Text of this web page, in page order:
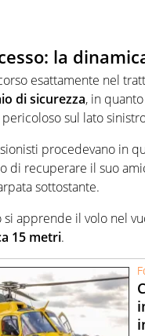
la
esattamente nel
di sicurezza, in
sul lato
procedevano in
di recuperare il suo
sottostante.
apprende il volo nel
15 metri.